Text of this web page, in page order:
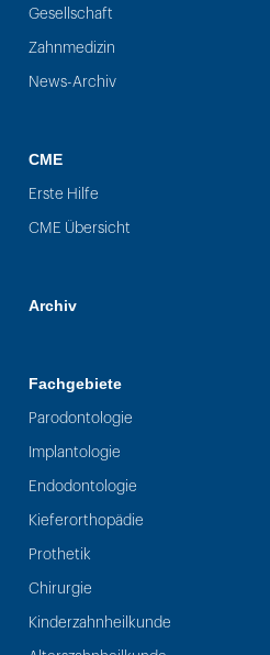
Gesellschaft
Zahnmedizin
News-Archiv
CME
Erste Hilfe
CME Übersicht
Archiv
Fachgebiete
Parodontologie
Implantologie
Endodontologie
Kieferorthopädie
Prothetik
Chirurgie
Kinderzahnheilkunde